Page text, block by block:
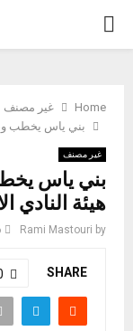
PRIMARY
Home
غير مصنف
بني ياس يخطب ود
غير مصنف
بني ياس
هيئة النادي
by
Rami Mastouri
6
SHARE